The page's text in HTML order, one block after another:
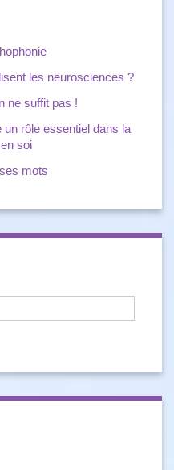
les neurosciences ?
ne suffit pas !
un rôle essentiel dans la
soi
mots